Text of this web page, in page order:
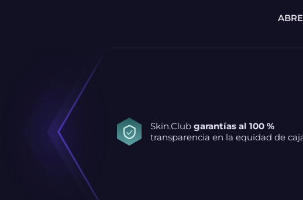
Skin.Club garantías al 100 %
transparencia en la equidad de